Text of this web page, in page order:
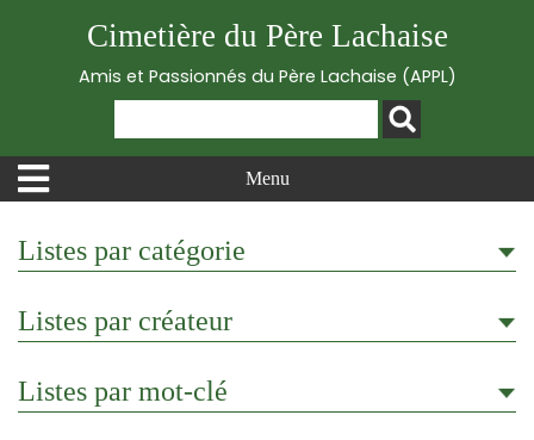
Cimetière du Père Lachaise
Amis et Passionnés du Père Lachaise (APPL)
Menu
Listes par catégorie
Listes par créateur
Listes par mot-clé